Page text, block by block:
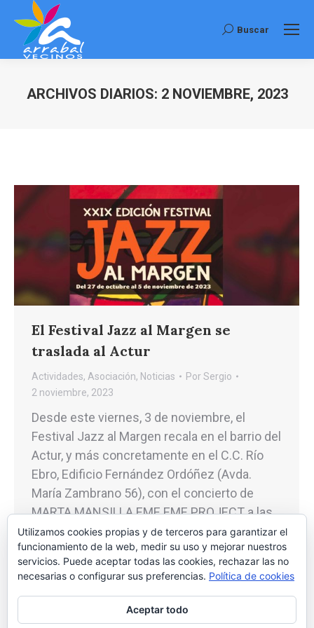
Buscar:
Buscar
ARCHIVOS DIARIOS: 2 NOVIEMBRE, 2023
El Festival Jazz al Margen se
traslada al Actur
Actividades, Asociación, Noticias PorSergio
2 noviembre, 2023
Desde este viernes, 3 de noviembre, el
Festival Jazz al Margen recala en el barrio del
Actur, y más concretamente en el C.C. Río
Ebro, Edificio Fernández Ordóñez (Avda.
María Zambrano 56), con el concierto de
MARTA MANSILLA EME EME PROJECT a las
21h. Marta Mansilla Blanco, flautista y
compositora madrileña nacida en 1984. Se…
Utilizamos cookies propias y de terceros para garantizar el
funcionamiento de la web, medir su uso y mejorar nuestros
servicios. Puede aceptar todas las cookies, rechazar las no
necesarias o configurar sus preferencias. Política de cookies
Aceptar todo